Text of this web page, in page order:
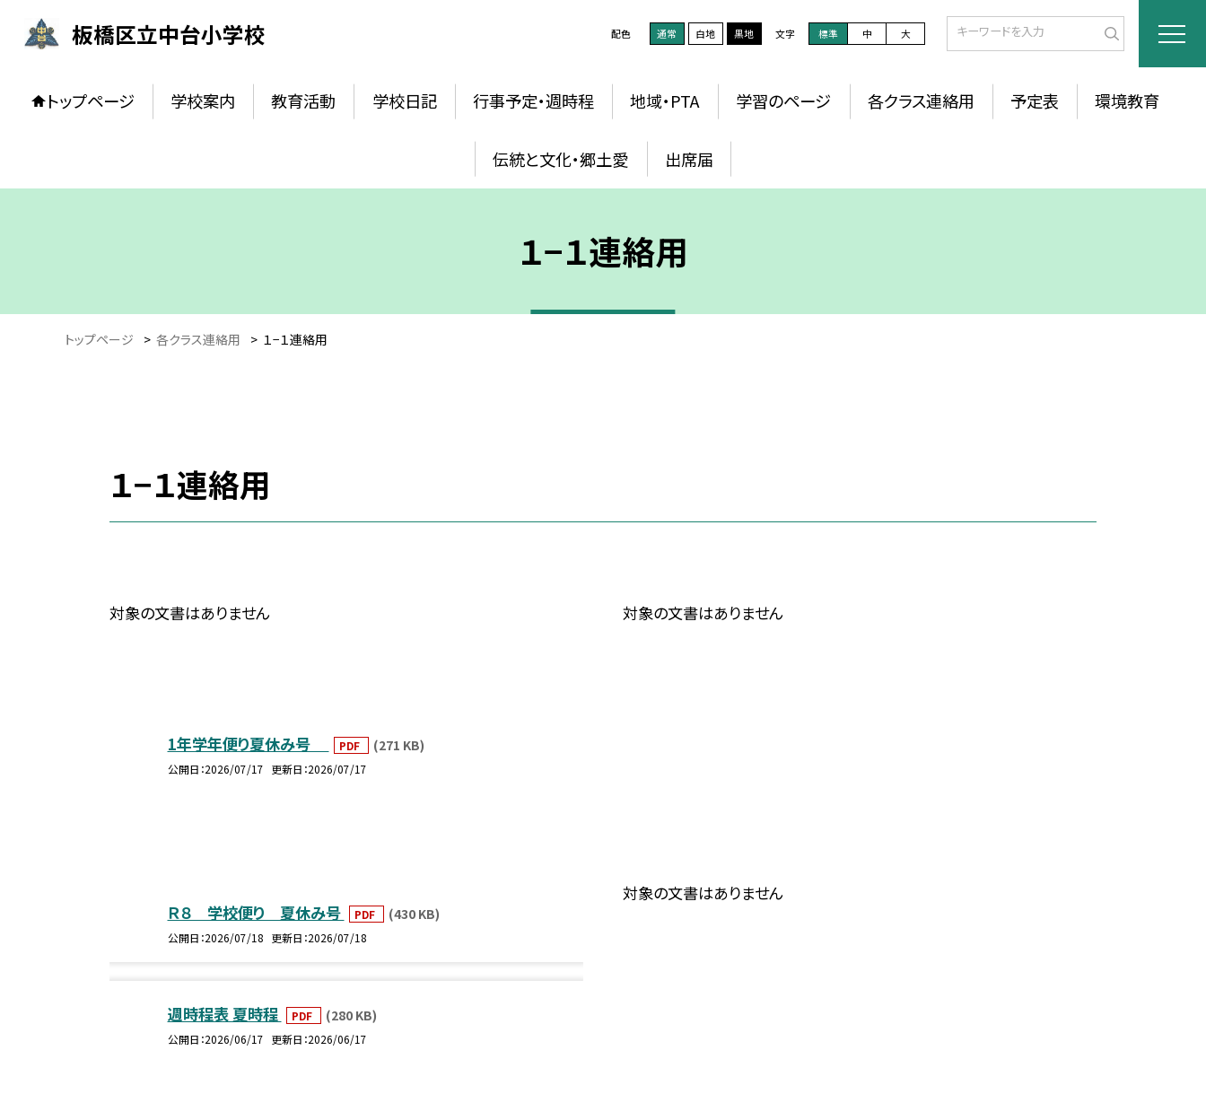
板橋区立中台小学校 配色 通常 白地 黒地 文字 標準 中 大
トップページ 学校案内 教育活動 学校日記 行事予定・週時程 地域・PTA 学習のページ 各クラス連絡用 予定表 環境教育
伝統と文化・郷土愛 出席届
１−１連絡用
トップページ > 各クラス連絡用 > １−１連絡用
１−１連絡用
対象の文書はありません 対象の文書はありません
1年学年便り夏休み号 PDF (271 KB)
公開日 2026/07/17 更新日 2026/07/17
Ｒ８ 学校便り 夏休み号 PDF (430 KB)
公開日 2026/07/18 更新日 2026/07/18
週時程表 夏時程 PDF (280 KB)
公開日 2026/06/17 更新日 2026/06/17
対象の文書はありません